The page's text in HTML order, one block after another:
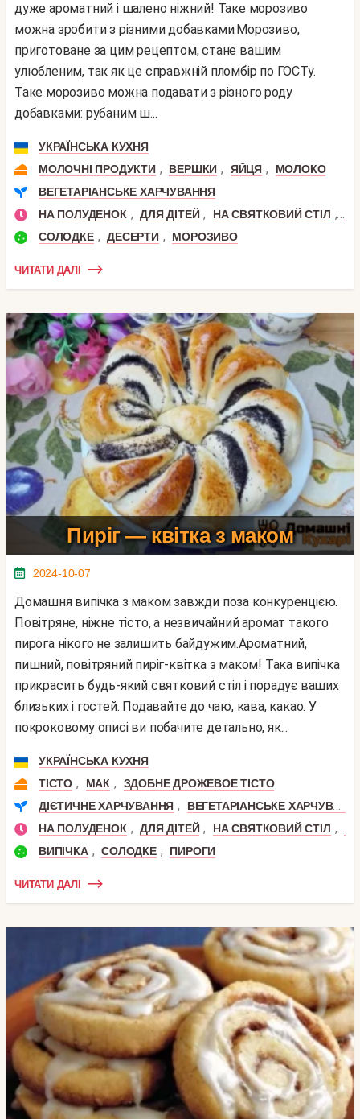
дуже ароматний і шалено ніжний! Таке морозиво
можна зробити з різними добавками.Морозиво,
приготоване за цим рецептом, стане вашим
улюбленим, так як це справжній пломбір по ГОСТу.
Таке морозиво можна подавати з різного роду
добавками: рубаним ш...
УКРАЇНСЬКА КУХНЯ
МОЛОЧНІ ПРОДУКТИ , ВЕРШКИ , ЯЙЦЯ ,
МОЛОКО
ВЕГЕТАРІАНСЬКЕ ХАРЧУВАННЯ
НА ПОЛУДЕНОК , ДЛЯ ДІТЕЙ , НА СВЯТКОВИЙ СТІЛ ,
СОЛОДКЕ , ДЕСЕРТИ , МОРОЗИВО
ЧИТАТИ ДАЛІ
Пиріг — квітка з маком
2024-10-07
Домашня випічка з маком завжди поза конкуренцією.
Повітряне, ніжне тісто, а незвичайний аромат такого
пирога нікого не залишить байдужим.Ароматний,
пишний, повітряний пиріг-квітка з маком! Така випічка
прикрасить будь-який святковий стіл і порадує ваших
близьких і гостей. Подавайте до чаю, кава, какао. У
покроковому описі ви побачите детально, як...
УКРАЇНСЬКА КУХНЯ
ТІСТО , МАК ,
ЗДОБНЕ ДРОЖЕВОЕ ТІСТО
ДІЄТИЧНЕ ХАРЧУВАННЯ ,
ВЕГЕТАРІАНСЬКЕ ХАРЧУВАННЯ
НА ПОЛУДЕНОК , ДЛЯ ДІТЕЙ , НА СВЯТКОВИЙ СТІЛ ,
ВИПІЧКА , СОЛОДКЕ , ПИРОГИ
ЧИТАТИ ДАЛІ